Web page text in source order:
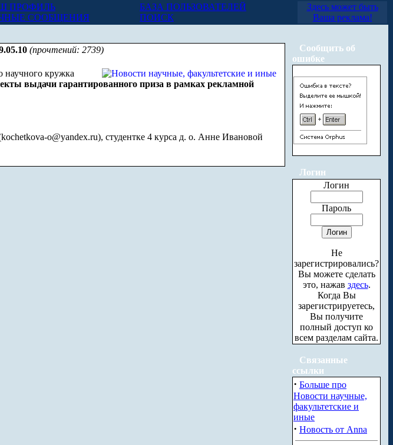
ПРОФИЛЬ
СООБЩЕНИЯ
БАЗА ПОЛЬЗОВАТЕЛЕЙ
ПОИСК
Здесь может быть
Ваша реклама!
(прочтений: 2739)
научного кружка
выдачи гарантированного приза в рамках рекламной
kochetkova-o@yandex.ru), студентке 4 курса д. о. Анне Ивановой
Сообщить об
ошибке
Логин
Логин
Пароль
Не
зарегистрировались?
Вы можете сделать
это, нажав здесь.
Когда Вы
зарегистрируетесь,
Вы получите
полный доступ ко
всем разделам сайта.
Связанные
ссылки
· Больше про
Новости научные,
факультетские и
иные
· Новость от Anna